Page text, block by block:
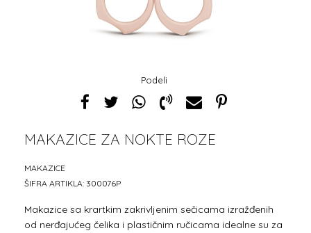
Podeli
MAKAZICE ZA NOKTE ROZE
MAKAZICE
ŠIFRA ARTIKLA: 300076P
Makazice sa krartkim zakrivljenim sečicama izražđenih
od nerđajućeg čelika i plastičnim ručicama idealne su za